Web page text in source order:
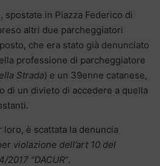
spostate in Piazza Federico di
altri due parcheggiatori
che era stato già denunciato
professione di parcheggiatore
Strada) e un 39enne catanese,
di un divieto di accedere a quella
è scattata la denuncia
violazione dell’art 10 del
2017 “DACUR”.